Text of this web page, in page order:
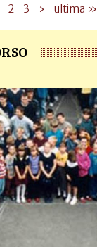
2 3 › ultima »